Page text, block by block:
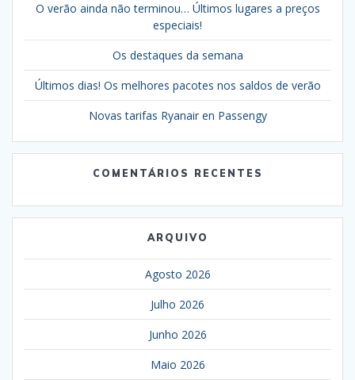
O verão ainda não terminou… Últimos lugares a preços
especiais!
Os destaques da semana
Últimos dias! Os melhores pacotes nos saldos de verão
Novas tarifas Ryanair en Passengy
COMENTÁRIOS RECENTES
ARQUIVO
Agosto 2026
Julho 2026
Junho 2026
Maio 2026